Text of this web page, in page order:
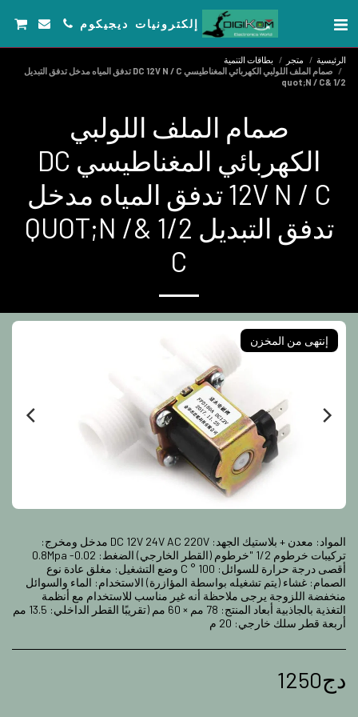
إلكترونيات ديجيكوم
الرئيسية متجر
بطاقات التنمية
صمام الملف اللولبي الكهربائي المغناطيسي DC 12V N / C تدفق المياه مدخل تدفق التبديل
1/2 &quot;N / C
صمام الملف اللولبي
الكهربائي المغناطيسي DC
12V N / C تدفق المياه مدخل
تدفق التبديل 1/2 &QUOT;N /
C
إنتهى من المخزن
المواد: معدن + بلاستيك الجهد: DC 12V 24V AC 220V مدخل ومخرج:
تركيبات خرطوم 1/2 "خرطوم (القطر الخارجي) الضغط: 0.02- 0.8Mpa
أقصى درجة حرارة للسوائل: 100 ° C وضع التشغيل: مغلق عادة نوع
الصمام: غشاء (يتم تشغيله بواسطة المؤازرة) الاستخدام: الماء والسوائل
منخفضة اللزوجة يرجى ملاحظة أنه غير مناسب للاستخدام مع أنظمة
التغذية بالجاذبية أبعاد المنتج: 78 مم × 60 مم (تقريبًا القطر الداخلي: 13.5 مم
أربعة قطر سلك خارجي: 20 م
1250دج